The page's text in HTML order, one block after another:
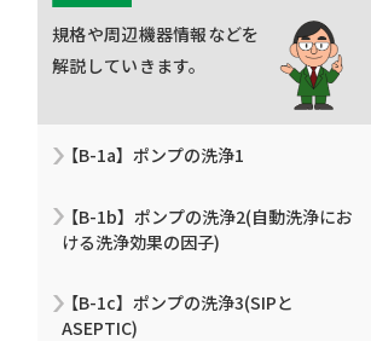
規格や周辺機器情報などを
解説していきます。
【B-1a】ポンプの洗浄1
【B-1b】ポンプの洗浄2(自動洗浄にお
ける洗浄効果の因子)
【B-1c】ポンプの洗浄3(SIPと
ASEPTIC)